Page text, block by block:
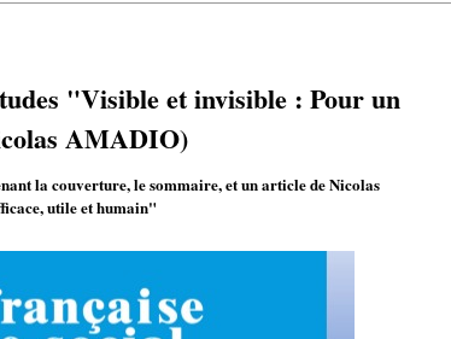
"Visible et invisible : Pour un
AMADIO)
la couverture, le sommaire, et un article de Nicolas
utile et humain"